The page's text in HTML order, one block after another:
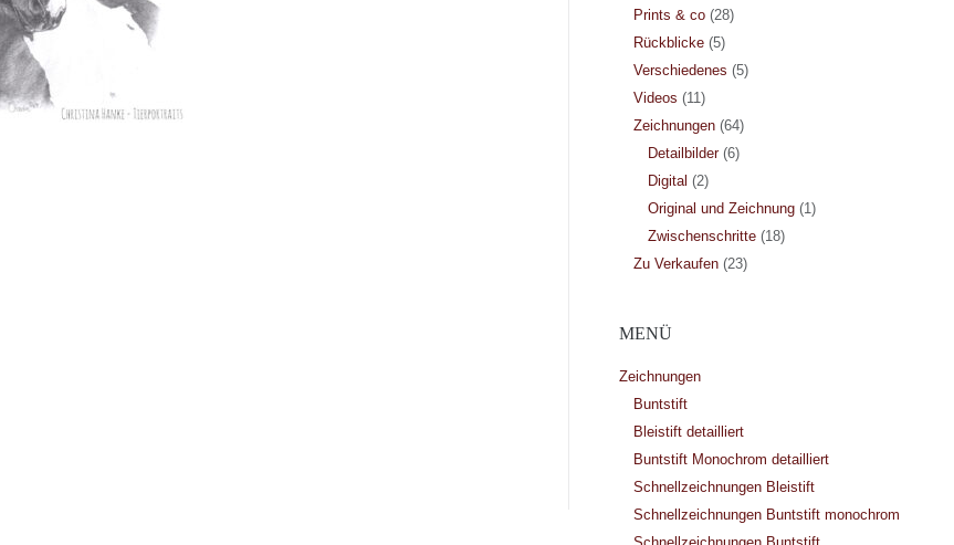
Prints & co(28)
Rückblicke(5)
Verschiedenes (5)
Videos (11)
Zeichnungen(64)
Detailbilder(6)
Digital (2)
Original und Zeichnung(1)
Zwischenschritte(18)
Zu Verkaufen(23)
MENÜ
Zeichnungen
Buntstift
Bleistift detailliert
Buntstift Monochrom detailliert
Schnellzeichnungen Bleistift
Schnellzeichnungen Buntstift monochrom